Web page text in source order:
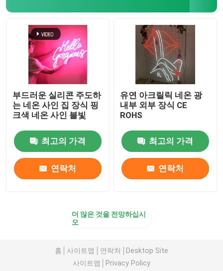
부드러운 실리콘 주도하
는 네온 사인 집 장식 핑
크색 네온 사인 불빛
최고의 가격
연락처
유연 아크릴릭 네온 광
내부 외부 장식 CE
ROHS
최고의 가격
연락처
더 많은 것을 전망하십시
오
홈 사이트맵 연락처
Desktop Site
사이트맵
Privacy Policy